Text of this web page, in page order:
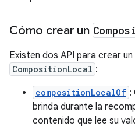
Cómo crear un
Existen dos API para crear
CompositionLocal :
compositionLocalOf :
brinda durante la
contenido que lee su